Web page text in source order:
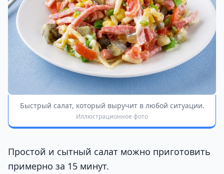
Быстрый салат, который выручит в любой ситуации.
Иллюстрационное фото
Простой и сытный салат можно приготовить
примерно за 15 минут.